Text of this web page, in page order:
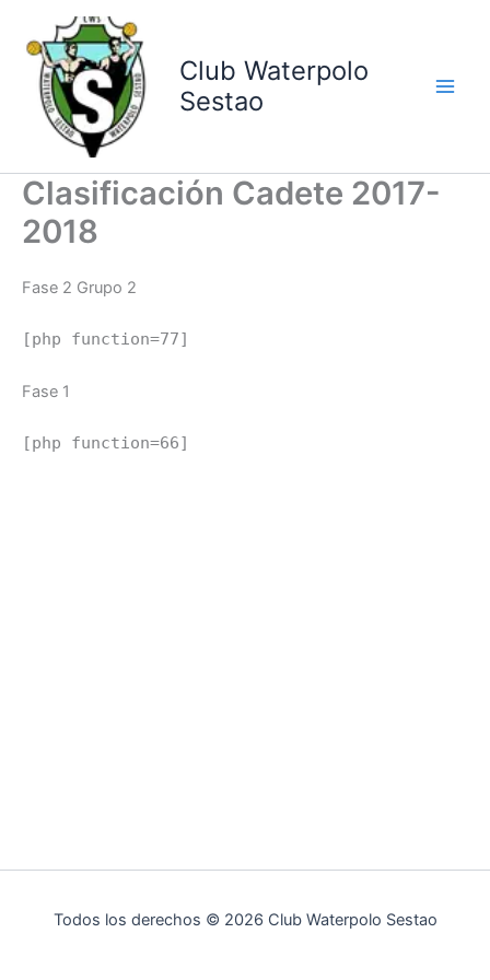
contenido
Club Waterpolo
Sestao
Clasificación Cadete 2017-
2018
Fase 2 Grupo 2
[php function=77]
Fase 1
[php function=66]
Todos los derechos © 2026 Club Waterpolo Sestao